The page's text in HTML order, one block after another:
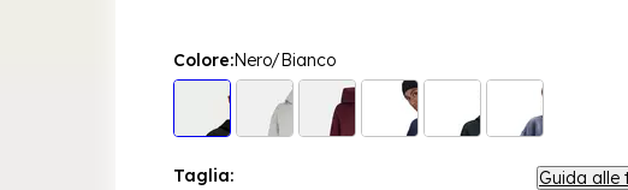
Colore:Nero/Bianco
Taglia: Guida alle